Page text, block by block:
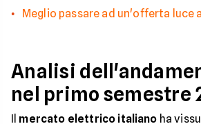
Meglio passare ad un'offerta luce
Analisi
nel primo semestre
Il mercato elettrico italiano ha